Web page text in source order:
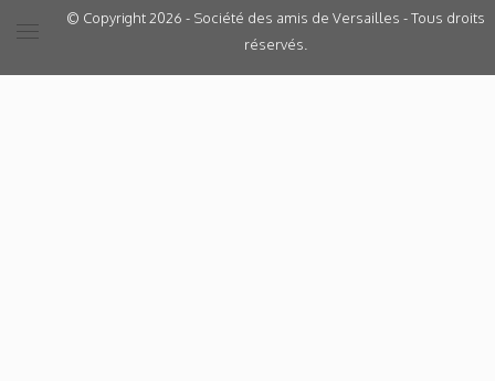
© Copyright 2026 - Société des amis de Versailles - Tous droits
réservés.